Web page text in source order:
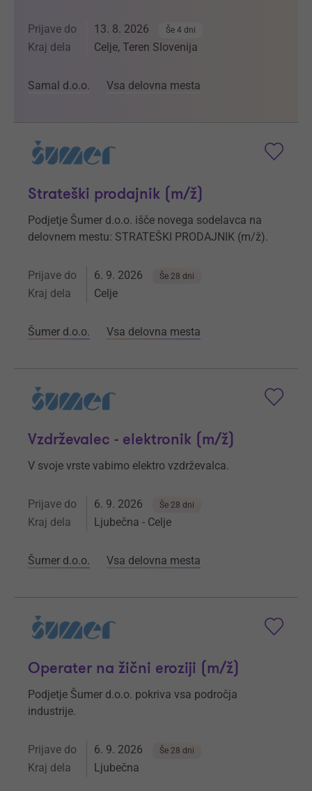
Prijave do 13. 8. 2026 Še 4 dni
Kraj dela Celje, Teren Slovenija
Samal d.o.o. Vsa delovna mesta
Strateški prodajnik (m/ž)
Podjetje Šumer d.o.o. išče novega sodelavca na
delovnem mestu: STRATEŠKI PRODAJNIK (m/ž).
Prijave do 6. 9. 2026 Še 28 dni
Kraj dela Celje
Šumer d.o.o. Vsa delovna mesta
Vzdrževalec - elektronik (m/ž)
V svoje vrste vabimo elektro vzdrževalca.
Prijave do 6. 9. 2026 Še 28 dni
Kraj dela Ljubečna - Celje
Šumer d.o.o. Vsa delovna mesta
Operater na žični eroziji (m/ž)
Podjetje Šumer d.o.o. pokriva vsa področja
industrije.
Prijave do 6. 9. 2026 Še 28 dni
Kraj dela Ljubečna